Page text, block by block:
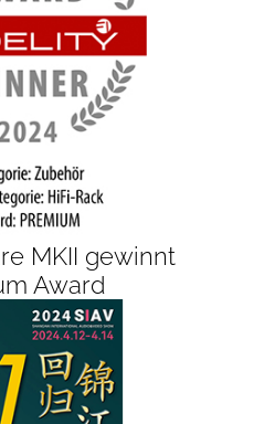
MKII gewinnt
Award